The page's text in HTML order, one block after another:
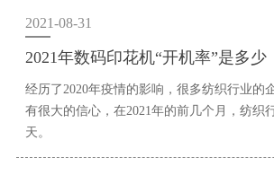
2021-08-31
2021年数码印花机“开机率”是多少
经历了2020年疫情的影响，很多纺织行业的
有很大的信心，在2021年的前几个月，纺织
天。